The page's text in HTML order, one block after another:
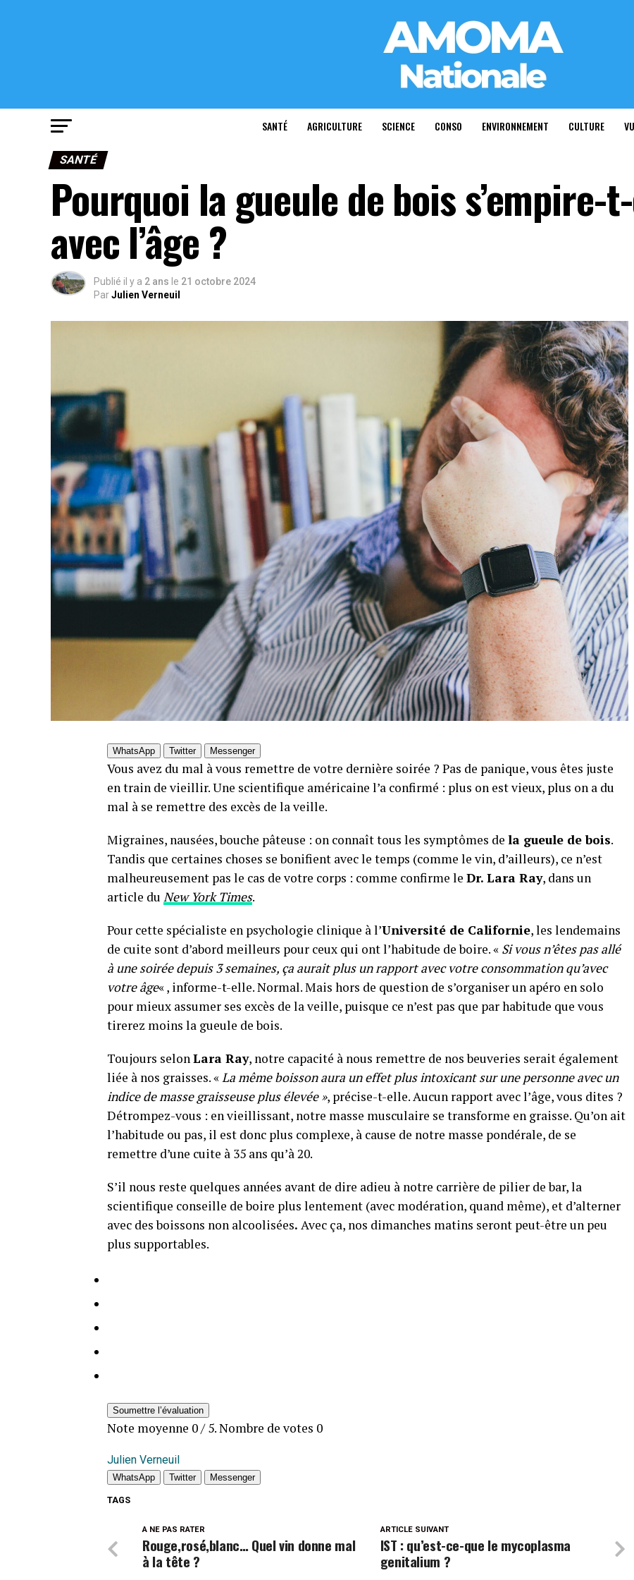
SANTÉ AGRICULTURE SCIENCE CONSO ENVIRONNEMENT CULTURE
SANTÉ
Pourquoi la gueule de bois s’empire-
avec l’âge ?
Publié il y a 2 ans le 21 octobre 2024
ParJulien Verneuil
WhatsApp Twitter Messenger
Vous avez du mal à vous remettre de votre dernière soirée ? Pas de panique, vous êtes juste
en train de vieillir. Une scientifique américaine l’a confirmé : plus on est vieux, plus on a du
mal à se remettre des excès de la veille.
Migraines, nausées, bouche pâteuse : on connaît tous les symptômes de la gueule de bois.
Tandis que certaines choses se bonifient avec le temps (comme le vin, d’ailleurs), ce n’est
malheureusement pas le cas de votre corps : comme confirme le Dr. Lara Ray, dans un
article du New York Times.
Pour cette spécialiste en psychologie clinique à l’Université de Californie, les lendemains
de cuite sont d’abord meilleurs pour ceux qui ont l’habitude de boire. « Si vous n’êtes pas allé
à une soirée depuis 3 semaines, ça aurait plus un rapport avec votre consommation qu’avec
votre âge« , informe-t-elle. Normal. Mais hors de question de s’organiser un apéro en solo
pour mieux assumer ses excès de la veille, puisque ce n’est pas que par habitude que vous
tirerez moins la gueule de bois.
Toujours selonLara Ray, notre capacité à nous remettre de nos beuveries serait également
liée à nos graisses. «La même boisson aura un effet plus intoxicant sur une personne avec un
indice de masse graisseuse plus élevée », précise-t-elle. Aucun rapport avec l’âge, vous dites ?
Détrompez-vous : en vieillissant, notre masse musculaire se transforme en graisse. Qu’on ait
l’habitude ou pas, il est donc plus complexe, à cause de notre masse pondérale, de se
remettre d’une cuite à 35 ans qu’à 20.
S’il nous reste quelques années avant de dire adieu à notre carrière de pilier de bar, la
scientifique conseille de boire plus lentement (avec modération, quand même), et d’alterner
avec des boissons non alcoolisées. Avec ça, nos dimanches matins seront peut-être un peu
plus supportables.
Soumettre l’évaluation
Note moyenne 0/ 5. Nombre de votes 0
Julien Verneuil
WhatsApp Twitter Messenger
TAGS
ARTICLE SUIVANT
IST : qu’est-ce-que le mycoplasma
genitalium ?
A NE PAS RATER
Rouge,rosé,blanc… Quel vin donne mal
à la tête ?